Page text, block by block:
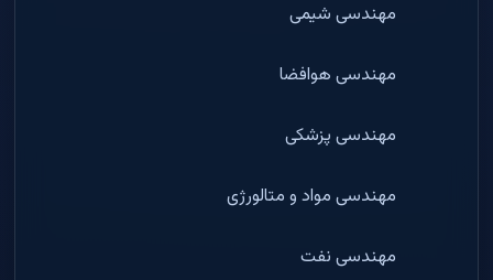
مهندسی شیمی
مهندسی هوافضا
مهندسی پزشکی
مهندسی مواد و متالورژی
مهندسی نفت